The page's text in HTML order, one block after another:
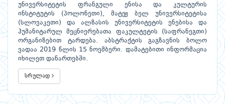
უნივერსიტეტის ფრანგული ენისა და კულტურის
ინსტიტუტის (პოლონეთი), მატეჟ ბელ უნივერსიტეტისა
(სლოვაკეთი) და ალზასის უნივერსიტეტის ენებისა და
ჰუმანიტარულ მეცნიერებათა ფაკულტეტის (საფრანეგთი)
ორგანიზებით ტარდება. აბსტრაქტის გაგზავნის ბოლო
ვადაა 2019 წლის 15 ნოემბერი. დამატებითი ინფორმაცია
იხილეთ დანართებში.
სრულად